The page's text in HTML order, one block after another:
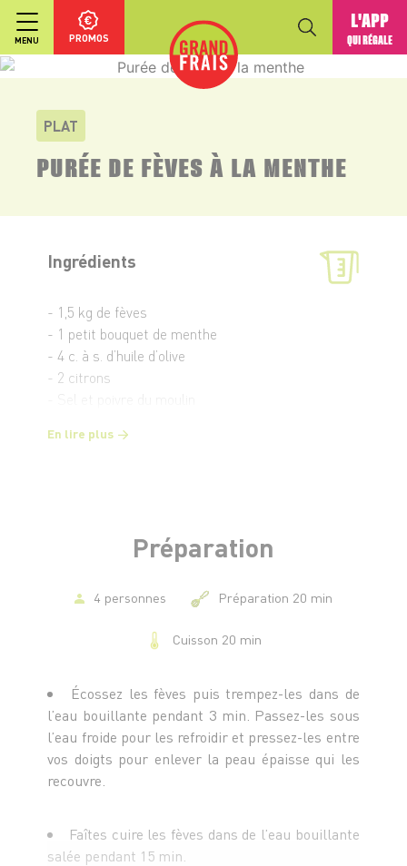
MENU PROMOS
L'APP
QUI RÉGALE
PLAT
PURÉE DE FÈVES À LA MENTHE
Ingrédients
- 1,5 kg de fèves
- 1 petit bouquet de menthe
- 4 c. à s. d’huile d’olive
- 2 citrons
En lire plus
Préparation
4 personnes Préparation 20 min
Cuisson 20 min
Écossez les fèves puis trempez-les dans de
l’eau bouillante pendant 3 min. Passez-les sous
l’eau froide pour les refroidir et pressez-les entre
vos doigts pour enlever la peau épaisse qui les
recouvre.
Faîtes cuire les fèves dans de l’eau bouillante
salée pendant 15 min.